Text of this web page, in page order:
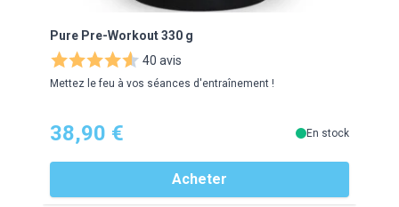
Pure Pre-Workout 330 g
40 avis
Mettez le feu à vos séances d'entraînement !
38,90 € En stock
Acheter